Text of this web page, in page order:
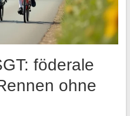
föderale
ohne